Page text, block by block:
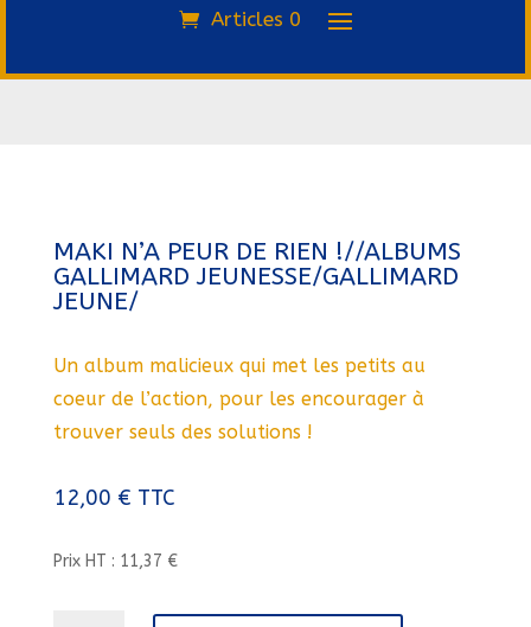
Articles 0
MAKI N’A PEUR DE RIEN !//ALBUMS
GALLIMARD JEUNESSE/GALLIMARD
JEUNE/
Un album malicieux qui met les petits au
coeur de l’action, pour les encourager à
trouver seuls des solutions !
12,00 € TTC
Prix HT : 11,37 €